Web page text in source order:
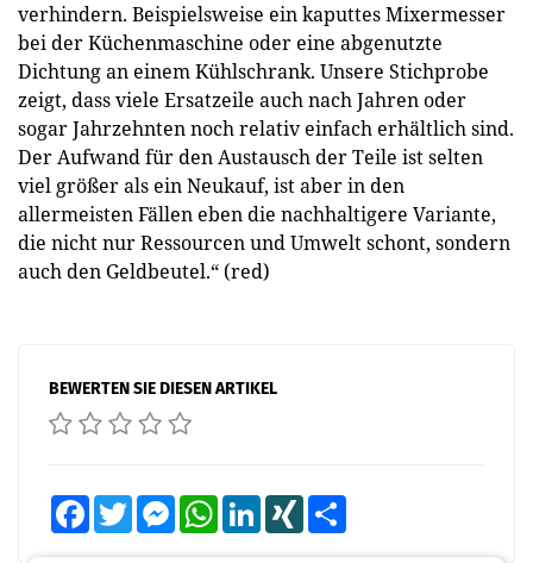
verhindern. Beispielsweise ein kaputtes Mixermesser
bei der Küchenmaschine oder eine abgenutzte
Dichtung an einem Kühlschrank. Unsere Stichprobe
zeigt, dass viele Ersatzeile auch nach Jahren oder
sogar Jahrzehnten noch relativ einfach erhältlich sind.
Der Aufwand für den Austausch der Teile ist selten
viel größer als ein Neukauf, ist aber in den
allermeisten Fällen eben die nachhaltigere Variante,
die nicht nur Ressourcen und Umwelt schont, sondern
auch den Geldbeutel.“ (red)
BEWERTEN SIE DIESEN ARTIKEL
FacebookTwitter MessengerWhatsAppLinkedInXING